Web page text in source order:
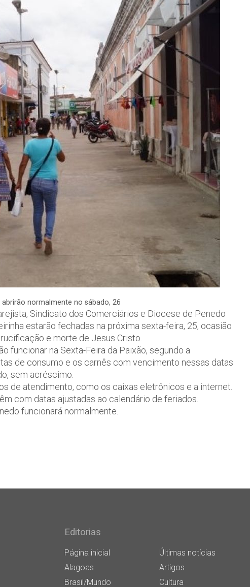
normalmente no sábado, 26
Sindicato dos Comerciários e Diocese de Penedo
estarão fechadas na próxima sexta-feira, 25, ocasião
e morte de Jesus Cristo.
funcionar na Sexta-Feira da Paixão, segundo a
de consumo e os carnês com vencimento nessas datas
sem acréscimo.
de atendimento, como os caixas eletrônicos e a internet.
com datas ajustadas ao calendário de feriados.
funcionará normalmente.
Editorias
Página inicial
Últimas notícias
Alagoas
Artigos
Brasil/Mundo
Cultura